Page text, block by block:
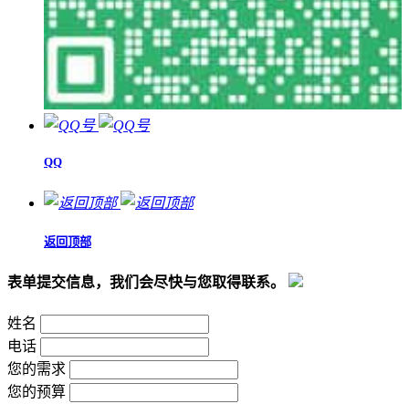
QQ
返回顶部
表单提交信息，我们会尽快与您取得联系。
姓名
电话
您的需求
您的预算